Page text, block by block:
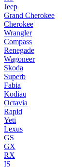
Jeep
Grand Cherokee
Cherokee
Wrangler
Compass
Renegade
Wagoneer
Skoda
Superb
Fabia
Kodiaq
Octavia
Rapid
Yeti
Lexus
GS
GX
RX
IS